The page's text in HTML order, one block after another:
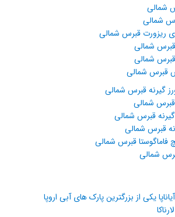
شمالی
شمالی
ریزورت قبرس شمالی
قبرس شمالی
شمالی
قبرس شمالی
گیرنه قبرس شمالی
شمالی
قبرس شمالی
قبرس شمالی
فاماگوستا قبرس شمالی
شمالی
یکی از بزرگترین پارک های آبی اروپا